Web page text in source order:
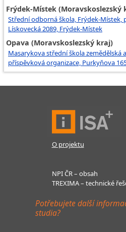
Frýdek-Místek (Moravskoslezský
Střední odborná škola, Frýdek-Místek,
Lískovecká 2089, Frýdek-Místek
Opava (Moravskoslezský kraj)
Masarykova střední škola zemědělská
příspěvková organizace, Purkyňova
O projektu
NPI ČR – obsah
TREXIMA – technické
Potřebujete další
studia?